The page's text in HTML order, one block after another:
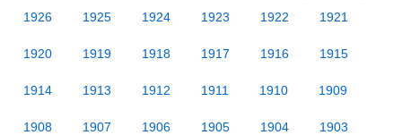
1926 1925 1924 1923 1922 1921
1920 1919 1918 1917 1916 1915
1914 1913 1912 1911 1910 1909
1908 1907 1906 1905 1904 1903